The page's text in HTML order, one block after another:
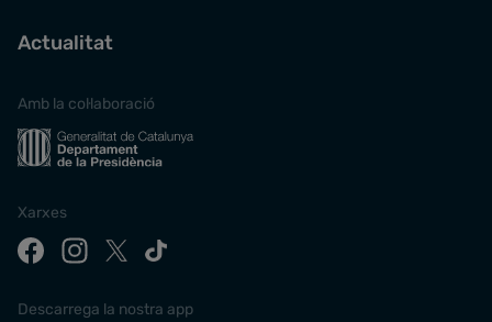
Actualitat
Amb la col·laboració
Xarxes
Descarrega la nostra app